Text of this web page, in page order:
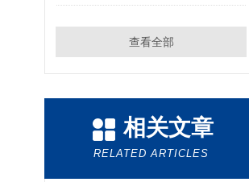
查看全部
相关文章
RELATED ARTICLES